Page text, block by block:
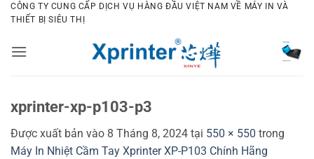
Bỏ
qua
dung
CÔNG TY CUNG CẤP DỊCH VỤ HÀNG ĐẦU VIỆT NAM VỀ MÁY IN VÀ
THIẾT BỊ SIÊU THỊ
xprinter-xp-p103-p3
Được xuất bản vào 8 Tháng 8, 2024 tại 550 × 550 trong
Máy In Nhiệt Cầm Tay Xprinter XP-P103 Chính Hãng